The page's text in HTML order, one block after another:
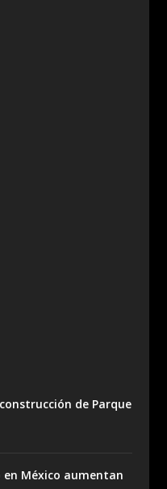
de Parque
México aumentan